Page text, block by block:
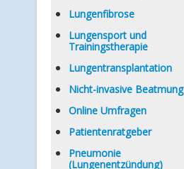
Lungenfibrose
Lungensport und
Trainingstherapie
Lungentransplantation
Nicht-invasive Beatmung
Online Umfragen
Patientenratgeber
Pneumonie
(Lungenentzündung)